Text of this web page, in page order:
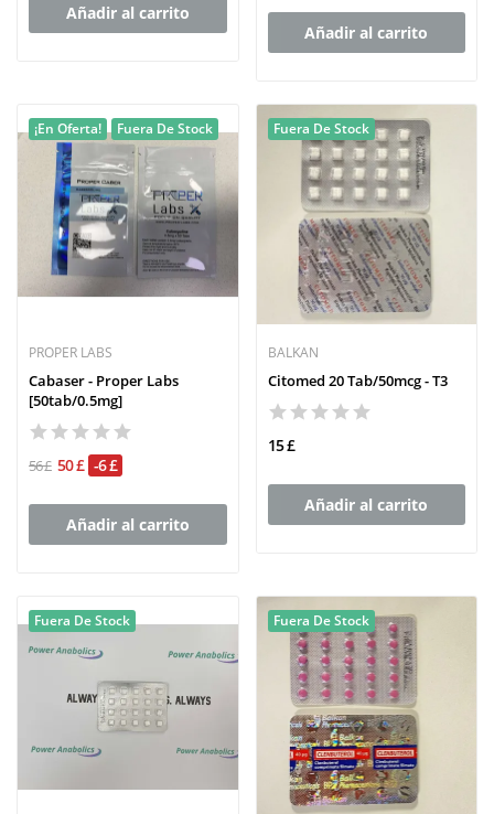
Añadir al carrito
Añadir al carrito
¡En Oferta! Fuera De Stock
PROPER LABS
Cabaser - Proper Labs
[50tab/0.5mg]
56 £ 50 £ -6 £
Añadir al carrito
Fuera De Stock
BALKAN
Citomed 20 Tab/50mcg - T3
15 £
Añadir al carrito
Fuera De Stock Fuera De Stock